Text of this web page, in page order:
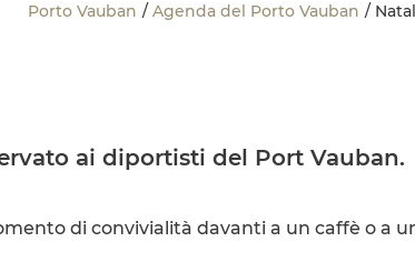
Porto Vauban Agenda del Porto Vauban
ai diportisti del Port Vauban.
di convivialità davanti a un caffè o a